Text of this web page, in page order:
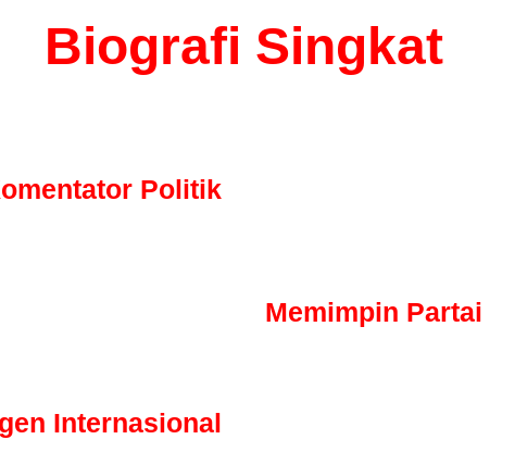
Biografi Singkat
Politik
Memimpin Partai
Internasional